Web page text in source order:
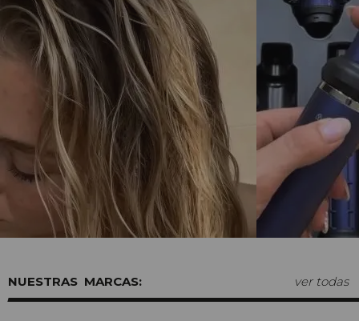
MARCAS: ver todas